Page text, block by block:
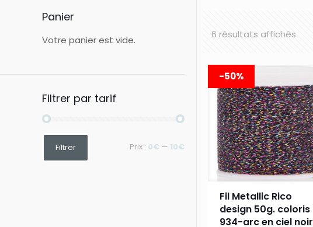
6 résultats affichés
-50%
Fil Metallic Rico
design 50g. coloris
934-arc en ciel noir
Panier
Votre panier est vide.
Filtrer par tarif
Filtrer Prix : 0€ — 10€